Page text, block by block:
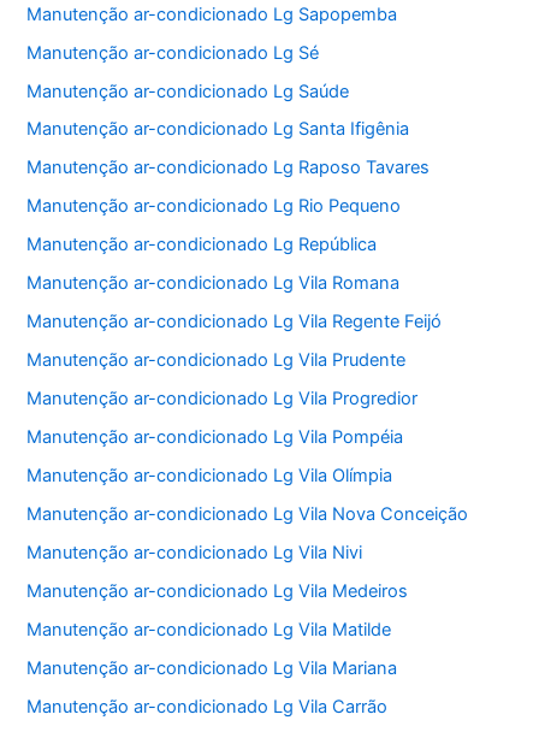
Manutenção ar-condicionado Lg Sapopemba
Manutenção ar-condicionado Lg Sé
Manutenção ar-condicionado Lg Saúde
Manutenção ar-condicionado Lg Santa Ifigênia
Manutenção ar-condicionado Lg Raposo Tavares
Manutenção ar-condicionado Lg Rio Pequeno
Manutenção ar-condicionado Lg República
Manutenção ar-condicionado Lg Vila Romana
Manutenção ar-condicionado Lg Vila Regente Feijó
Manutenção ar-condicionado Lg Vila Prudente
Manutenção ar-condicionado Lg Vila Progredior
Manutenção ar-condicionado Lg Vila Pompéia
Manutenção ar-condicionado Lg Vila Olímpia
Manutenção ar-condicionado Lg Vila Nova Conceição
Manutenção ar-condicionado Lg Vila Nivi
Manutenção ar-condicionado Lg Vila Medeiros
Manutenção ar-condicionado Lg Vila Matilde
Manutenção ar-condicionado Lg Vila Mariana
Manutenção ar-condicionado Lg Vila Carrão